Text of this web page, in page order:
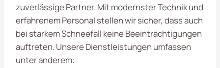
zuverlässige Partner. Mit modernster Technik und
erfahrenem Personal stellen wir sicher, dass auch
bei starkem Schneefall keine Beeinträchtigungen
auftreten. Unsere Dienstleistungen umfassen
unter anderem: